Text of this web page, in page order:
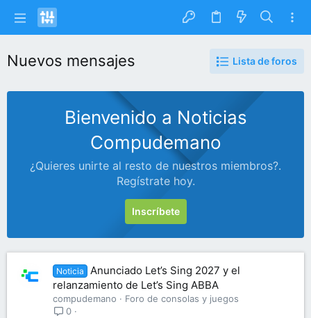
Nuevos mensajes Lista de foros
Bienvenido a Noticias
Compudemano
¿Quieres unirte al resto de nuestros miembros?.
Regístrate hoy.
Inscríbete
Noticia
Anunciado Let’s Sing 2027 y el
relanzamiento de Let’s Sing ABBA
compudemano
Foro de consolas y juegos
0